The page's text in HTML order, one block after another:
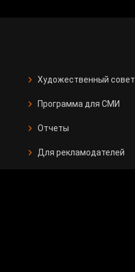
Художественный совет
Программа для СМИ
Отчеты
Для рекламодателей